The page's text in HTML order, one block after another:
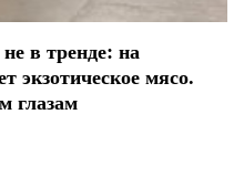
в тренде: на
экзотическое мясо.
глазам